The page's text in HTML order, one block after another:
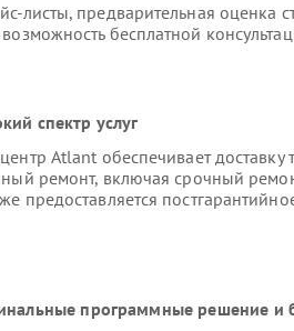
листы, предварительная оценка
бесплатной
спектр услуг
Atlant обеспечивает
ремонт, включая срочный
предоставляется
программные решение и